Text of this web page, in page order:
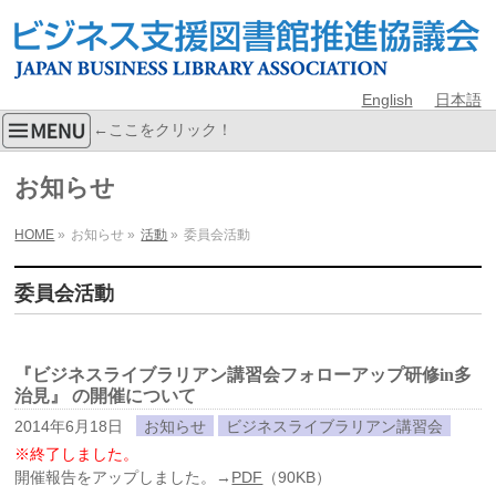
English 日本語
←ここをクリック！
お知らせ
HOME » お知らせ » 活動 » 委員会活動
委員会活動
『ビジネスライブラリアン講習会フォローアップ研修in多
治見』 の開催について
2014年6月18日 お知らせ
ビジネスライブラリアン講習会
※終了しました。
開催報告をアップしました。→ PDF （90KB）